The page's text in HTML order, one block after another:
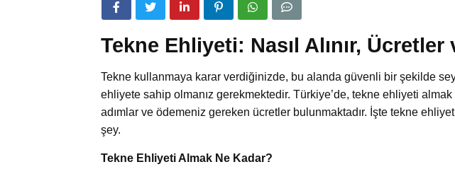
Tekne Ehliyeti: Nasıl Alınır,
Tekne kullanmaya karar verdiğinizde, bu alanda güvenli bir şekilde
ehliyete sahip olmanız gerekmektedir. Türkiye’de, tekne ehliyeti
adımlar ve ödemeniz gereken ücretler bulunmaktadır. İşte tekne
şey.
Tekne Ehliyeti Almak Ne Kadar?